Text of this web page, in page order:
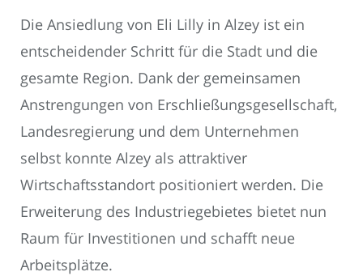
Die Ansiedlung von Eli Lilly in Alzey ist ein
entscheidender Schritt für die Stadt und die
gesamte Region. Dank der gemeinsamen
Anstrengungen von Erschließungsgesellschaft,
Landesregierung und dem Unternehmen
selbst konnte Alzey als attraktiver
Wirtschaftsstandort positioniert werden. Die
Erweiterung des Industriegebietes bietet nun
Raum für Investitionen und schafft neue
Arbeitsplätze.